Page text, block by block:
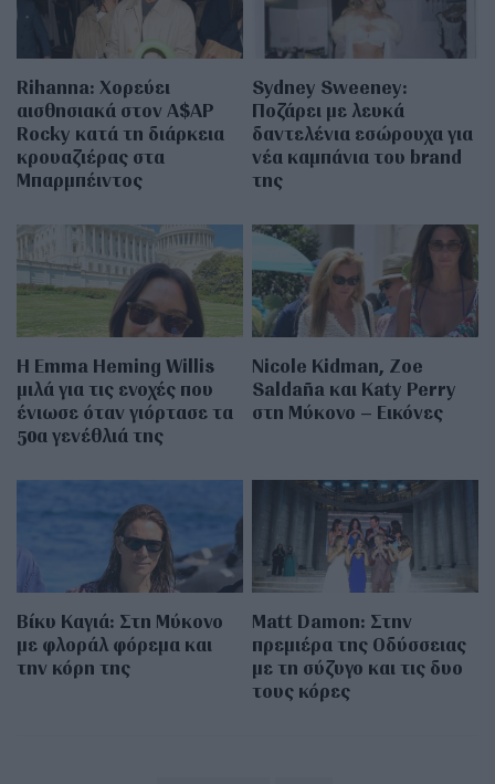
Rihanna: Χορεύει
αισθησιακά στον A$AP
Rocky κατά τη διάρκεια
κρουαζιέρας στα
Μπαρμπέιντος
Sydney Sweeney:
Ποζάρει με λευκά
δαντελένια εσώρουχα για
νέα καμπάνια του brand
της
H Emma Heming Willis
μιλά για τις ενοχές που
ένιωσε όταν γιόρτασε τα
50α γενέθλιά της
Nicole Kidman, Zoe
Saldaña και Katy Perry
στη Μύκονο – Εικόνες
Βίκυ Καγιά: Στη Μύκονο
με φλοράλ φόρεμα και
την κόρη της
Matt Damon: Στην
πρεμιέρα της Οδύσσειας
με τη σύζυγο και τις δυο
τους κόρες